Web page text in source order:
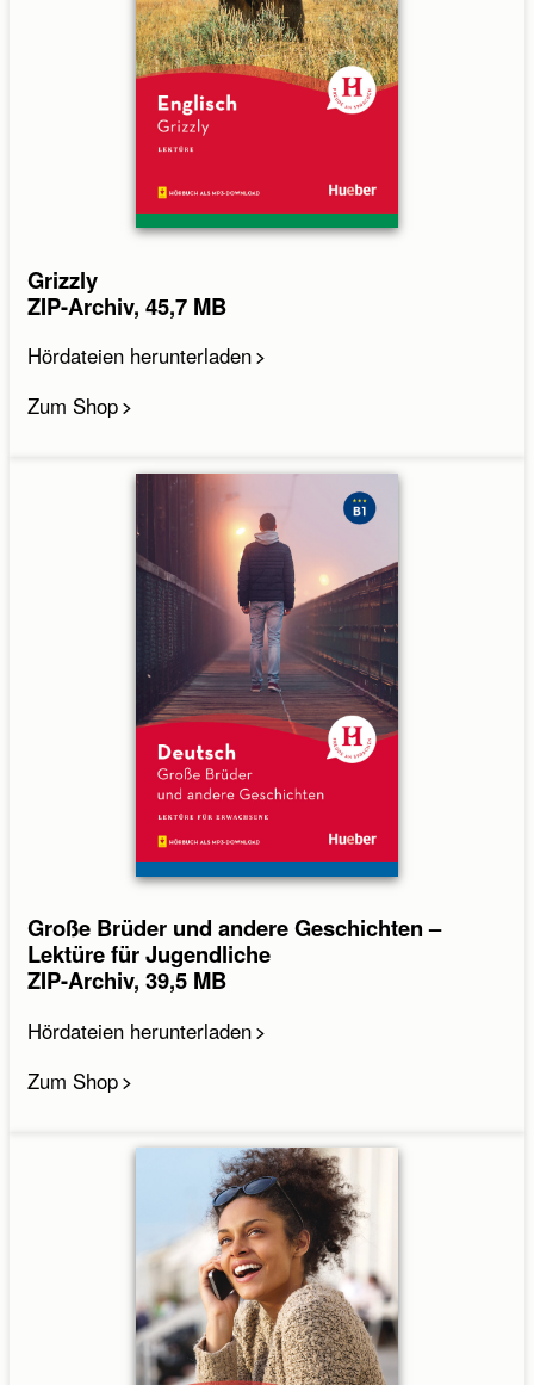
Grizzly
ZIP-Archiv, 45,7 MB
Hördateien herunterladen
Zum Shop
Große Brüder und andere Geschichten –
Lektüre für Jugendliche
ZIP-Archiv, 39,5 MB
Hördateien herunterladen
Zum Shop